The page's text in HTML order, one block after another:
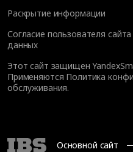
Раскрытие информации
Согласие пользователя
данных
Этот сайт защищен
Применяются Политика
обслуживания.
Основной сайт